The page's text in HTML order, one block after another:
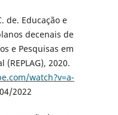
de. Educação e
decenais de
e Pesquisas em
2020.
watch?v=a-
2022